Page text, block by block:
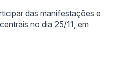
das manifestações e
no dia 25/11, em